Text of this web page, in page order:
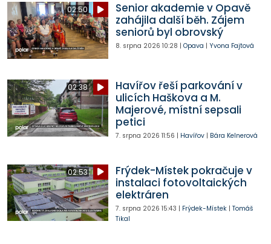
02:50
Senior akademie v Opavě
zahájila další běh. Zájem
seniorů byl obrovský
8. srpna 2026 10:28 | Opava | Yvona Fajtová
02:38
Havířov řeší parkování v
ulicích Haškova a M.
Majerové, místní sepsali
petici
7. srpna 2026 11:56 | Havířov| Bára Kelnerová
02:53
Frýdek-Místek pokračuje v
instalaci fotovoltaických
elektráren
7. srpna 2026 15:43 | Frýdek-Místek| Tomáš
Tikal